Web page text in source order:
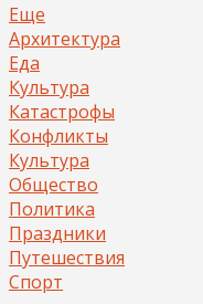
Еще
Архитектура
Еда
Культура
Катастрофы
Конфликты
Культура
Общество
Политика
Праздники
Путешествия
Спорт